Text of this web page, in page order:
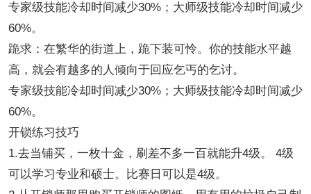
专家级技能冷却时间减少30%；大师级技能冷却时间减少
60%。
跪求：在繁华的街道上，跪下装可怜。你的技能水平越
高，就会有越多的人倾向于回应乞丐的乞讨。
专家级技能冷却时间减少30%；大师级技能冷却时间减少
60%。
开锁练习技巧
1.去当铺买，一枚十金，刷差不多一百就能升4级。 4级
可以学习专业和硕士。比赛日可以是4级。